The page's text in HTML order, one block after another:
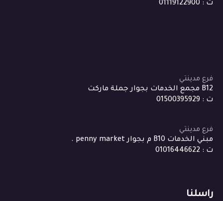
ت : 01119122900
فرع مدينتي
B12 مجمع الخدمات بجوار جملة ماركت
ت : 01500395929
فرع مدينتي
مبني الخدمات B10 م بجوار penny market .
ت : 01016446622
راسلنا